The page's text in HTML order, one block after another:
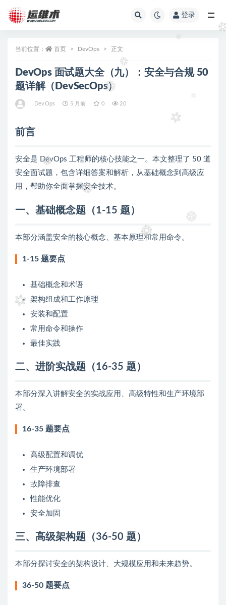
登录
当前位置： 首页 DevOps 正文
DevOps 面试题大全（九）：安全与合规 50
题详解（DevSecOps）
DevOps 5 月前 0 20
前言
安全是 DevOps 工程师的核心技能之一。本文整理了 50 道
安全面试题，包含详细答案和解析，从基础概念到高级应
用，帮助你全面掌握安全技术。
一、基础概念题（1-15 题）
本部分涵盖安全的核心概念、基本原理和常用命令。
1-15 题要点
基础概念和术语
架构组成和工作原理
安装和配置
常用命令和操作
最佳实践
二、进阶实战题（16-35 题）
本部分深入讲解安全的实战应用、高级特性和生产环境部
署。
16-35 题要点
高级配置和调优
生产环境部署
故障排查
性能优化
安全加固
三、高级架构题（36-50 题）
本部分探讨安全的架构设计、大规模应用和未来趋势。
36-50 题要点